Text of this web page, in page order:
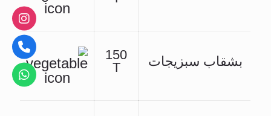
بشقاب سبزیجات
150
T